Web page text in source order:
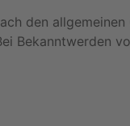
den
Bekanntwerden